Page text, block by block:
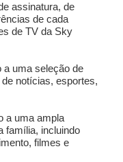
assinatura, de
de cada
de TV da Sky
a uma seleção de
notícias, esportes,
a uma ampla
família, incluindo
filmes e